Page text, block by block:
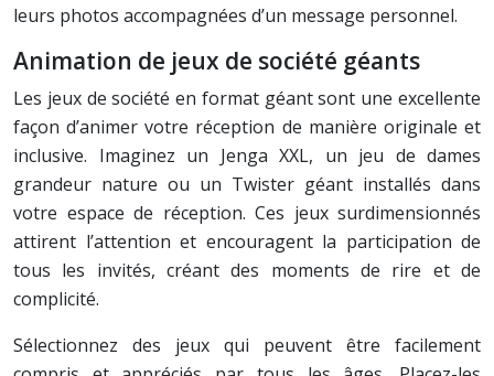
leurs photos accompagnées d’un message personnel.
Animation de jeux de société géants
Les jeux de société en format géant sont une excellente
façon d’animer votre réception de manière originale et
inclusive. Imaginez un Jenga XXL, un jeu de dames
grandeur nature ou un Twister géant installés dans
votre espace de réception. Ces jeux surdimensionnés
attirent l’attention et encouragent la participation de
tous les invités, créant des moments de rire et de
complicité.
Sélectionnez des jeux qui peuvent être facilement